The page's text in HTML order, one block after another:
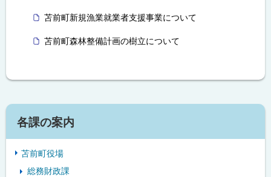
苫前町新規漁業就業者支援事業について
苫前町森林整備計画の樹立について
ト
に
戻
る
サ
イ
ド
各課の案内
苫前町役場
総務財政課